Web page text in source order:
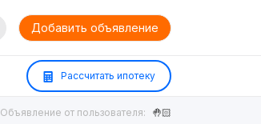
Добавить объявление
Рассчитать ипотеку
Объявление от пользователя: 🤚🏻